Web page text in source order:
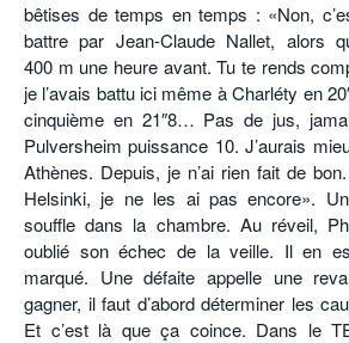
bêtises de temps en temps : «Non,
battre par Jean-Claude Nallet, alors
400 m une heure avant. Tu te rends
je l’avais battu ici même à Charléty en
cinquième en 21″8… Pas de jus,
Pulversheim puissance 10. J’aurais
Athènes. Depuis, je n’ai rien fait de
Helsinki, je ne les ai pas encore».
souffle dans la chambre. Au réveil,
oublié son échec de la veille. Il en
marqué. Une défaite appelle une
gagner, il faut d’abord déterminer les
Et c’est là que ça coince. Dans le